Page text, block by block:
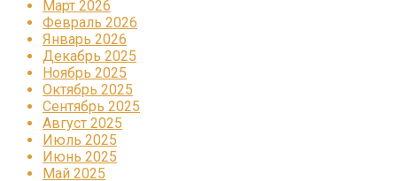
Март 2026
Февраль 2026
Январь 2026
Декабрь 2025
Ноябрь 2025
Октябрь 2025
Сентябрь 2025
Август 2025
Июль 2025
Июнь 2025
Май 2025